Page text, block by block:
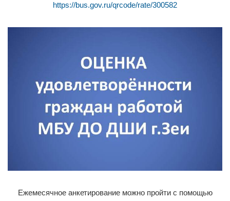
https://bus.gov.ru/qrcode/rate/300582
Ежемесячное анкетирование можно пройти с помощью